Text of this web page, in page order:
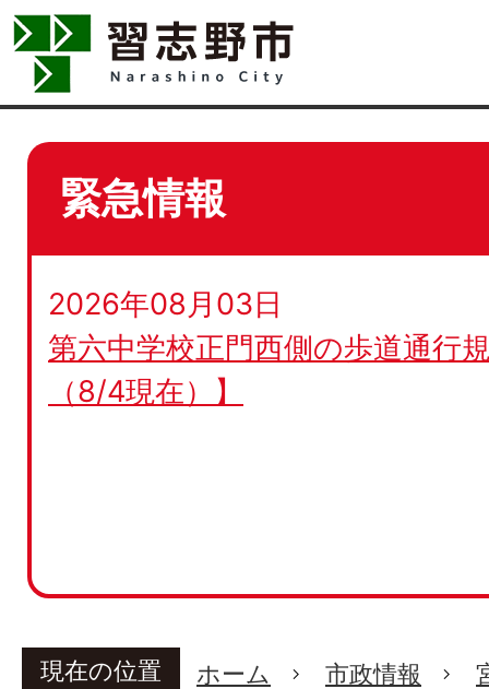
緊急情報
2026年08月03日
第六中学校正門西側の歩道通行
（8/4現在）】
現在の位置 ホーム 市政情報